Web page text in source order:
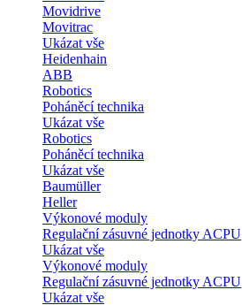
Movidrive
Movitrac
Ukázat vše
Heidenhain
ABB
Robotics
Poháněcí technika
Ukázat vše
Robotics
Poháněcí technika
Ukázat vše
Baumüller
Heller
Výkonové moduly
Regulační zásuvné jednotky ACPU
Ukázat vše
Výkonové moduly
Regulační zásuvné jednotky ACPU
Ukázat vše